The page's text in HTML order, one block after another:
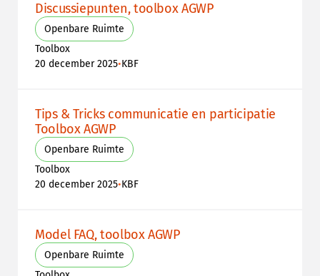
Discussiepunten, toolbox AGWP
Openbare Ruimte
Toolbox
20 december 2025•KBF
Tips & Tricks communicatie en participatie
Toolbox AGWP
Openbare Ruimte
Toolbox
20 december 2025•KBF
Model FAQ, toolbox AGWP
Openbare Ruimte